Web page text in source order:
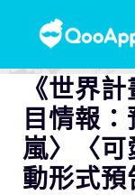
《世界
目情報
嵐〉〈
動形式預